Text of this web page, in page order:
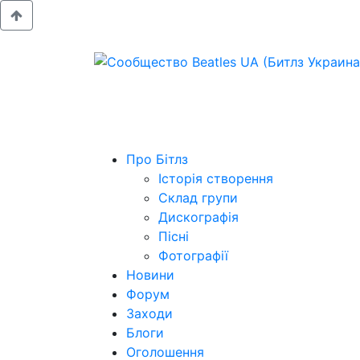
Про Бітлз
Історія створення
Склад групи
Дискографія
Пісні
Фотографії
Новини
Форум
Заходи
Блоги
Оголошення